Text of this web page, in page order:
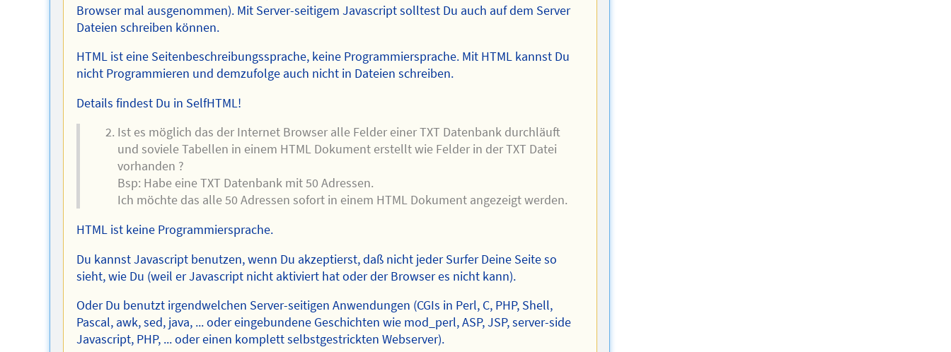
Browser mal ausgenommen). Mit Server-seitigem Javascript solltest Du auch auf dem Server
Dateien schreiben können.
HTML ist eine Seitenbeschreibungssprache, keine Programmiersprache. Mit HTML kannst Du
nicht Programmieren und demzufolge auch nicht in Dateien schreiben.
Details findest Du in SelfHTML!
Ist es möglich das der Internet Browser alle Felder einer TXT Datenbank durchläuft
und soviele Tabellen in einem HTML Dokument erstellt wie Felder in der TXT Datei
vorhanden ?
Bsp: Habe eine TXT Datenbank mit 50 Adressen.
Ich möchte das alle 50 Adressen sofort in einem HTML Dokument angezeigt werden.
HTML ist keine Programmiersprache.
Du kannst Javascript benutzen, wenn Du akzeptierst, daß nicht jeder Surfer Deine Seite so
sieht, wie Du (weil er Javascript nicht aktiviert hat oder der Browser es nicht kann).
Oder Du benutzt irgendwelchen Server-seitigen Anwendungen (CGIs in Perl, C, PHP, Shell,
Pascal, awk, sed, java, ... oder eingebundene Geschichten wie mod_perl, ASP, JSP, server-side
Javascript, PHP, ... oder einen komplett selbstgestrickten Webserver).